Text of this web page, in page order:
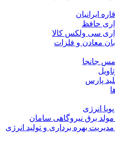
ایرانیان
حافظ
سی ولکس کالا
معادن و فلزات
جانجا
پارس
انرژی
برق نیروگاهی سامان
بهره برداری و تولید انرژی